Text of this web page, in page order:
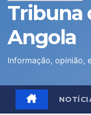
Tribuna
Angola
Informação, opinião,